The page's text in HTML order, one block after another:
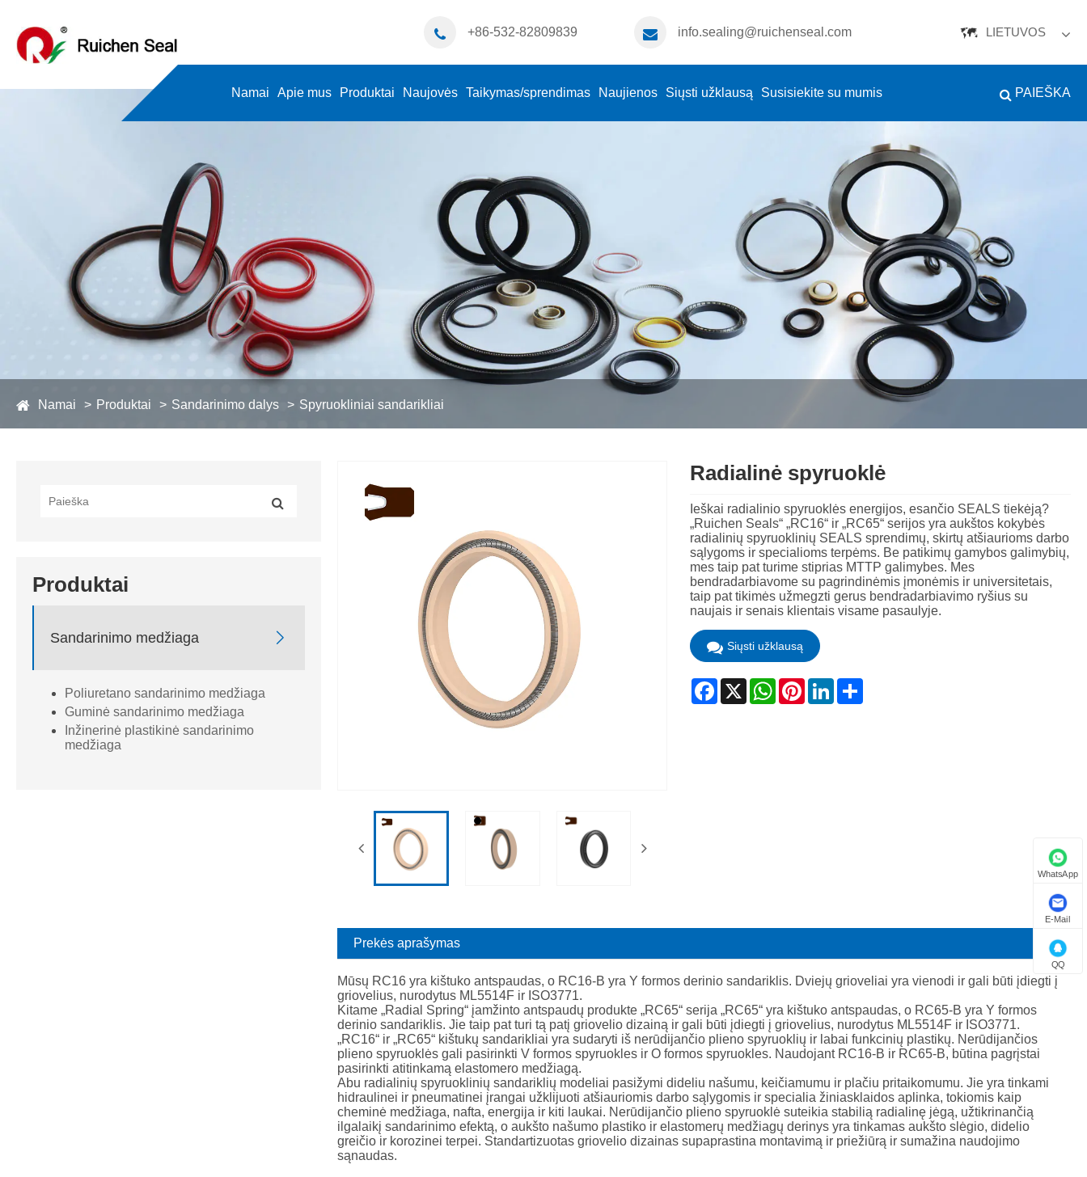
+86-532-82809839 info.sealing@ruichenseal.com LIETUVOS
English
Español
日本語
Deutsch
tiếng Việt
한국어
Svenska
magyar
Gaeilge
Indonesia
Norsk‎
تمل
český
ελληνικά
український
PAIEŠKA
Namai Apie mus Produktai Naujovės Taikymas/sprendimas Naujienos Siųsti užklausą Susisiekite su mumis
Namai Produktai Sandarinimo dalys Spyruokliniai sandarikliai
Produktai
Sandarinimo medžiaga 
Poliuretano sandarinimo medžiaga
Guminė sandarinimo medžiaga
Inžinerinė plastikinė sandarinimo
medžiaga
Radialinė spyruoklė
Ieškai radialinio spyruoklės energijos, esančio SEALS tiekėją?
„Ruichen Seals“ „RC16“ ir „RC65“ serijos yra aukštos kokybės
radialinių spyruoklinių SEALS sprendimų, skirtų atšiaurioms darbo
sąlygoms ir specialioms terpėms. Be patikimų gamybos galimybių,
mes taip pat turime stiprias MTTP galimybes. Mes
bendradarbiavome su pagrindinėmis įmonėmis ir universitetais,
taip pat tikimės užmegzti gerus bendradarbiavimo ryšius su
naujais ir senais klientais visame pasaulyje.
Siųsti užklausą
Facebook
X WhatsApp
PinterestLinkedInShare
Prekės aprašymas
Mūsų RC16 yra kištuko antspaudas, o RC16-B yra Y formos derinio sandariklis. Dviejų grioveliai yra vienodi ir gali būti įdiegti į
griovelius, nurodytus ML5514F ir ISO3771.
Kitame „Radial Spring“ įamžinto antspaudų produkte „RC65“ serija „RC65“ yra kištuko antspaudas, o RC65-B yra Y formos
derinio sandariklis. Jie taip pat turi tą patį griovelio dizainą ir gali būti įdiegti į griovelius, nurodytus ML5514F ir ISO3771.
„RC16“ ir „RC65“ kištukų sandarikliai yra sudaryti iš nerūdijančio plieno spyruoklių ir labai funkcinių plastikų. Nerūdijančios
plieno spyruoklės gali pasirinkti V formos spyruokles ir O formos spyruokles. Naudojant RC16-B ir RC65-B, būtina pagrįstai
pasirinkti atitinkamą elastomero medžiagą.
Abu radialinių spyruoklinių sandariklių modeliai pasižymi dideliu našumu, keičiamumu ir plačiu pritaikomumu. Jie yra tinkami
hidraulinei ir pneumatinei įrangai užklijuoti atšiauriomis darbo sąlygomis ir specialia žiniasklaidos aplinka, tokiomis kaip
cheminė medžiaga, nafta, energija ir kiti laukai. Nerūdijančio plieno spyruoklė suteikia stabilią radialinę jėgą, užtikrinančią
ilgalaikį sandarinimo efektą, o aukšto našumo plastiko ir elastomerų medžiagų derinys yra tinkamas aukšto slėgio, didelio
greičio ir korozinei terpei. Standartizuotas griovelio dizainas supaprastina montavimą ir priežiūrą ir sumažina naudojimo
sąnaudas.
WhatsApp
E-Mail
QQ